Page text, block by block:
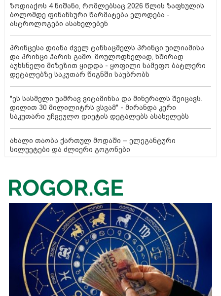
ზოდიაქოს 4 ნიშანი, რომლებსაც 2026 წლის ზაფხულის
ბოლომდე ფინანსური წარმატება ელოდება -
ასტროლოგები ასახელებენ
პრინცესა დიანა ძველ ტანსაცმელს პრინცი უილიამისა
და პრინცი ჰარის გამო, მოულოდნელად, ხშირად
აუხსნელი მიზეზით ყიდდა - ყოფილი სამეფო ბატლერი
დეტალებზე საკუთარ წიგნში საუბრობს
"ეს სასმელი უამრავ ვიტამინსა და მინერალს შეიცავს.
დილით 30 მილილიტრს ვსვამ" - მირანდა კერი
საკუთარი უჩვეულო დიეტის დეტალებს ასახელებს
ახალი თაობა ქართულ მოდაში – ელეგანტური
სილუეტები და ძლიერი გოგონები